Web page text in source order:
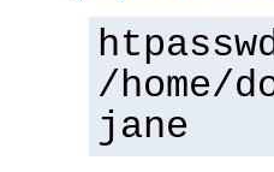
/home/
jane